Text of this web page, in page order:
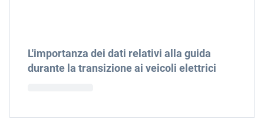
L'importanza dei dati relativi alla guida
durante la transizione ai veicoli elettrici